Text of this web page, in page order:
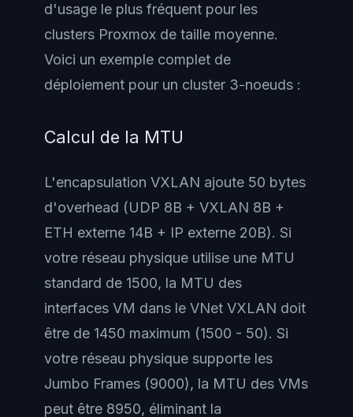
d'usage le plus fréquent pour les
clusters Proxmox de taille moyenne.
Voici un exemple complet de
déploiement pour un cluster 3-noeuds :
Calcul de la MTU
L'encapsulation VXLAN ajoute 50 bytes
d'overhead (UDP 8B + VXLAN 8B +
ETH externe 14B + IP externe 20B). Si
votre réseau physique utilise une MTU
standard de 1500, la MTU des
interfaces VM dans le VNet VXLAN doit
être de 1450 maximum (1500 - 50). Si
votre réseau physique supporte les
Jumbo Frames (9000), la MTU des VMs
peut être 8950, éliminant la